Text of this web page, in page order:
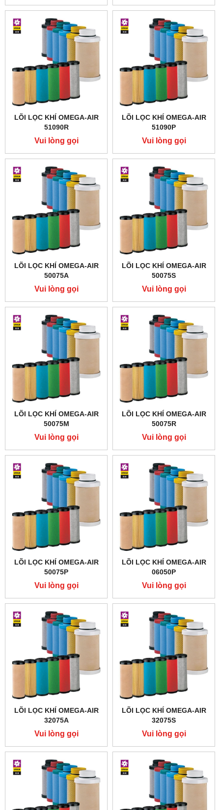
LÕI LỌC KHÍ OMEGA-AIR
51090R
Vui lòng gọi
LÕI LỌC KHÍ OMEGA-AIR
51090P
Vui lòng gọi
LÕI LỌC KHÍ OMEGA-AIR
50075A
Vui lòng gọi
LÕI LỌC KHÍ OMEGA-AIR
50075S
Vui lòng gọi
LÕI LỌC KHÍ OMEGA-AIR
50075M
Vui lòng gọi
LÕI LỌC KHÍ OMEGA-AIR
50075R
Vui lòng gọi
LÕI LỌC KHÍ OMEGA-AIR
50075P
Vui lòng gọi
LÕI LỌC KHÍ OMEGA-AIR
06050P
Vui lòng gọi
LÕI LỌC KHÍ OMEGA-AIR
32075A
Vui lòng gọi
LÕI LỌC KHÍ OMEGA-AIR
32075S
Vui lòng gọi